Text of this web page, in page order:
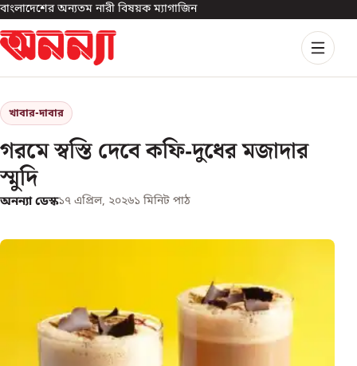
বাংলাদেশের অন্যতম নারী বিষয়ক ম্যাগাজিন
খাবার-দাবার
গরমে স্বস্তি দেবে কফি-দুধের মজাদার
স্মুদি
অনন্যা ডেস্ক১৭ এপ্রিল, ২০২৬১ মিনিট পাঠ